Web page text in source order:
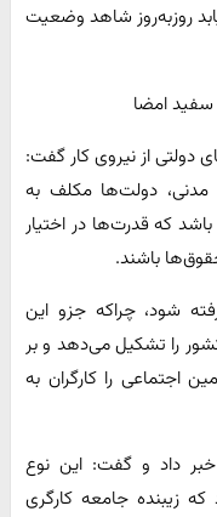
روزبه‌روز شاهد وضعیت
سفید امضا
دولتی از نیروی کار گفت:
مدنی، دولت‌ها مکلف به
که قدرت‌ها در اختیار
باشند.
شود، چراکه جزو این
جمعیت کشور را تشکیل می‌دهد و بر
تامین اجتماعی را کارگران به
داد و گفت: این نوع
که زیبنده جامعه کارگری